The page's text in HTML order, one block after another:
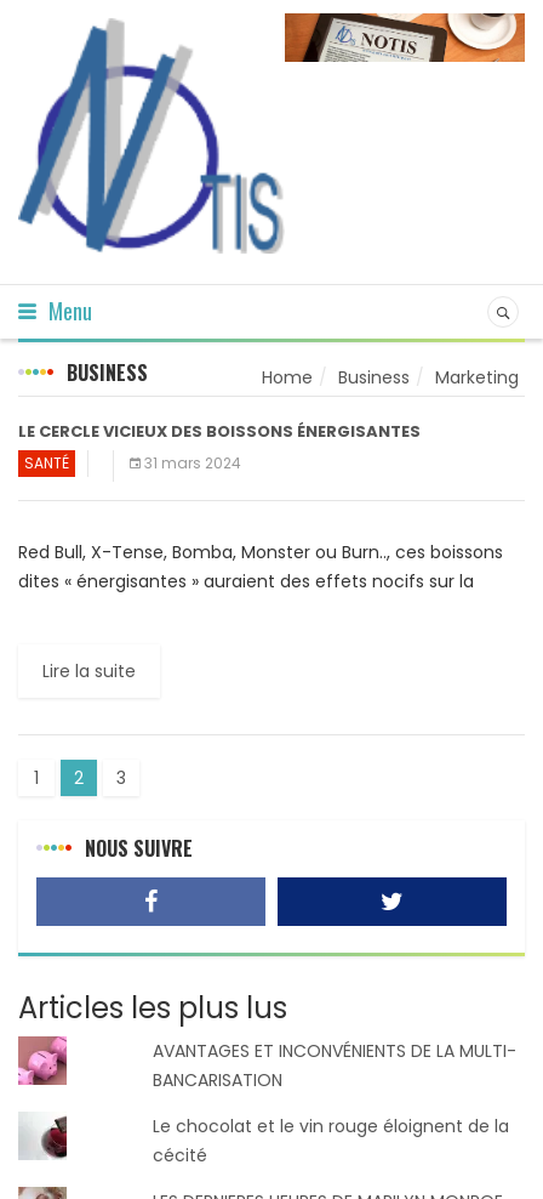
Menu
BUSINESS Home Business Marketing
LE CERCLE VICIEUX DES BOISSONS ÉNERGISANTES
SANTÉ 31 mars 2024
Red Bull, X-Tense, Bomba, Monster ou Burn.., ces boissons
dites « énergisantes » auraient des effets nocifs sur la
Lire la suite
1 2 3
NOUS SUIVRE
Articles les plus lus
AVANTAGES ET INCONVÉNIENTS DE LA MULTI-
BANCARISATION
Le chocolat et le vin rouge éloignent de la
cécité